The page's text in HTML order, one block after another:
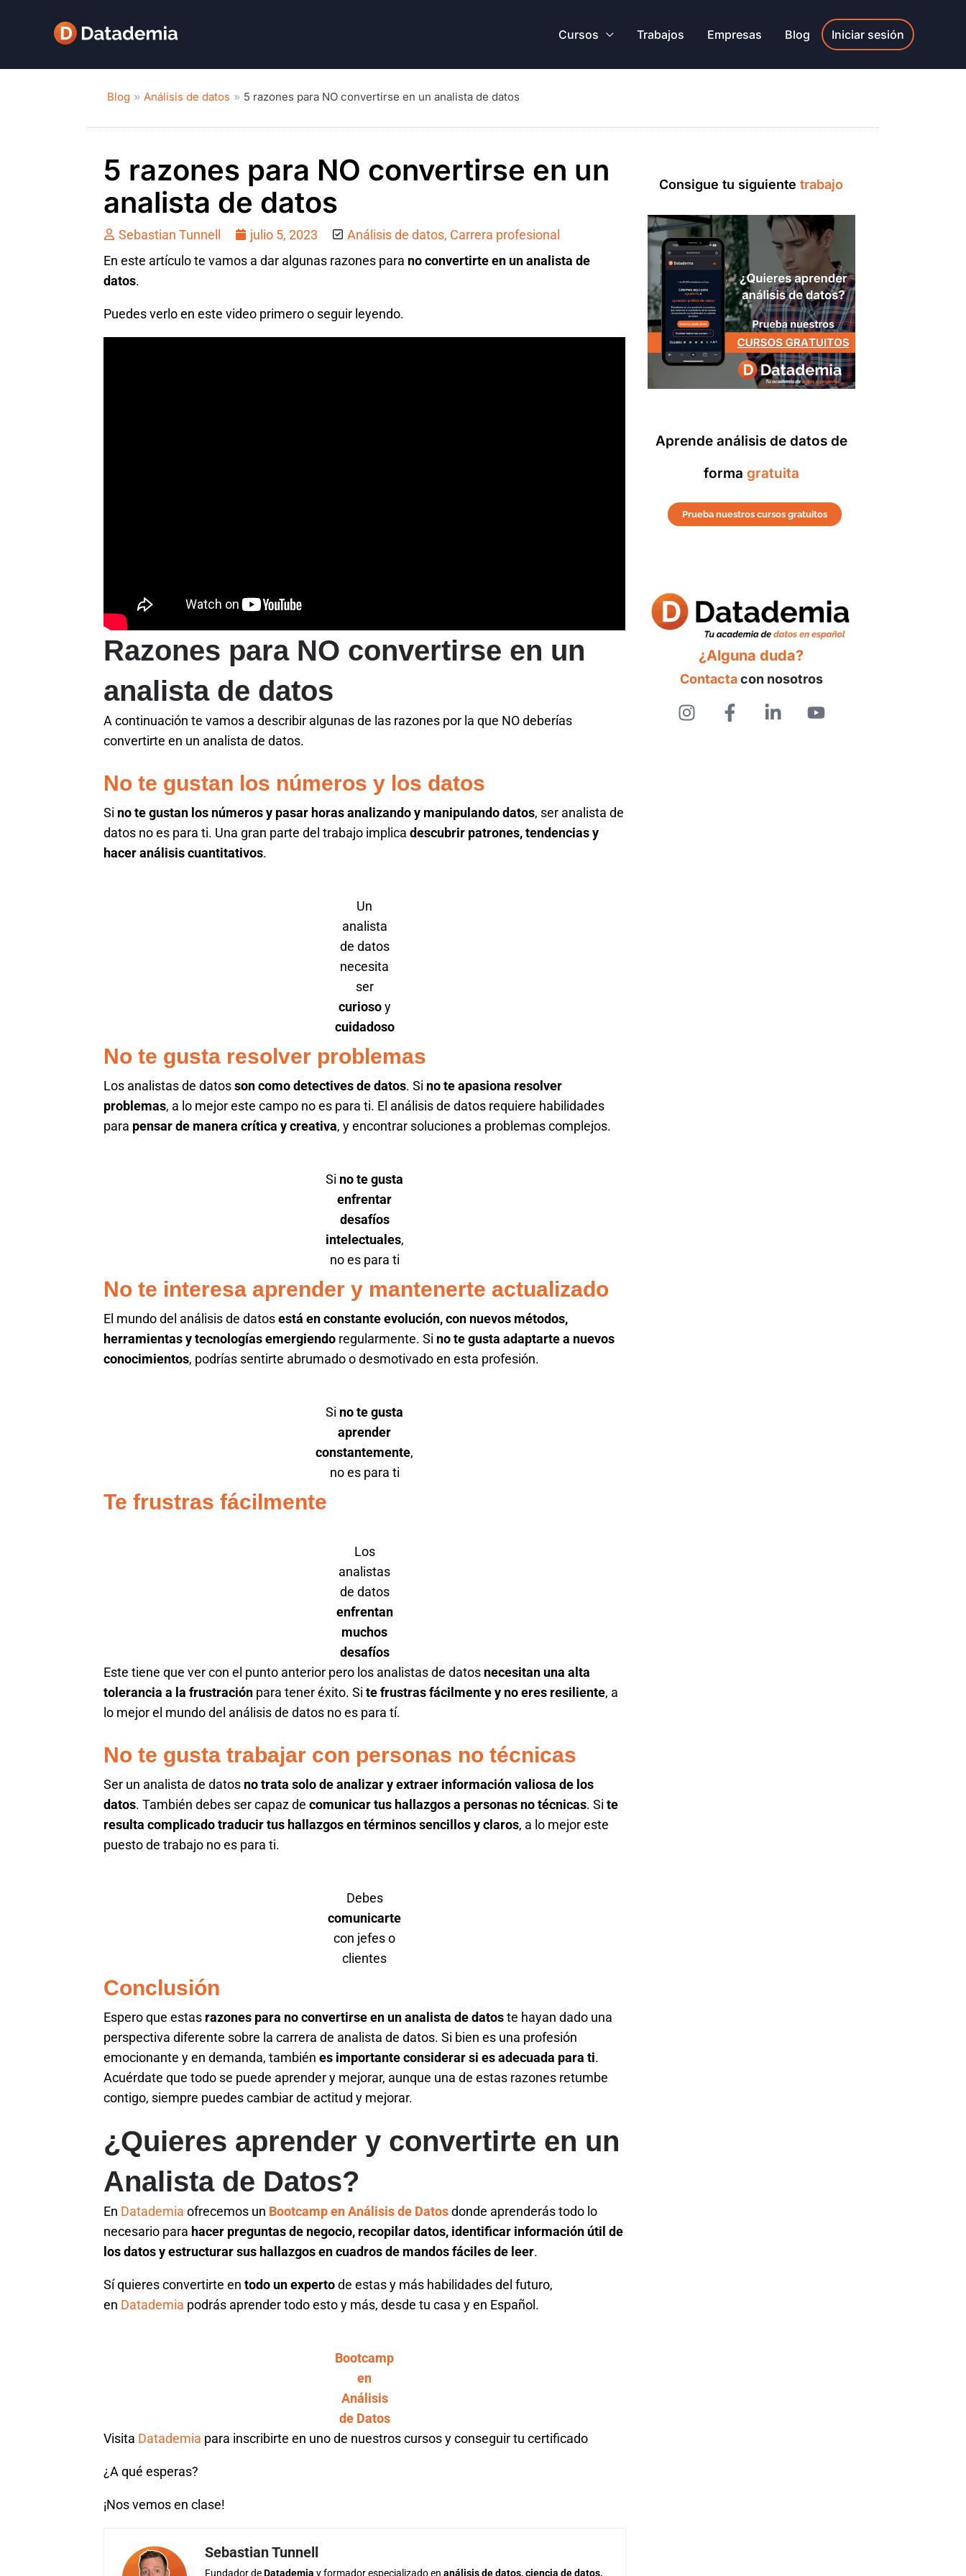
Cursos Trabajos Empresas Blog Iniciar sesión
Blog Análisis de datos 5 razones para NO convertirse en un analista de datos
5 razones para NO convertirse en un
analista de datos
Sebastian Tunnell julio 5, 2023 Análisis de datos, Carrera profesional
En este artículo te vamos a dar algunas razones para no convertirte en un analista de
datos.
Puedes verlo en este video primero o seguir leyendo.
Razones para NO convertirse en un
analista de datos
A continuación te vamos a describir algunas de las razones por la que NO deberías
convertirte en un analista de datos.
No te gustan los números y los datos
Si no te gustan los números y pasar horas analizando y manipulando datos, ser analista de
datos no es para ti. Una gran parte del trabajo implicadescubrir patrones, tendencias y
hacer análisis cuantitativos.
Un
analista
de datos
necesita
ser
curiosoy
cuidadoso
No te gusta resolver problemas
Los analistas de datosson como detectives de datos. Si no te apasiona resolver
problemas, a lo mejor este campo no es para ti. El análisis de datos requiere habilidades
para pensar de manera crítica y creativa, y encontrar soluciones a problemas complejos.
Si no te gusta
enfrentar
desafíos
intelectuales,
no es para ti
No te interesa aprender y mantenerte actualizado
El mundo del análisis de datosestá en constante evolución, con nuevos métodos,
herramientas y tecnologías emergiendo regularmente. Si no te gusta adaptarte a nuevos
conocimientos, podrías sentirte abrumado o desmotivado en esta profesión.
Si no te gusta
aprender
constantemente,
no es para ti
Te frustras fácilmente
Los
analistas
de datos
enfrentan
muchos
desafíos
Este tiene que ver con el punto anterior pero los analistas de datos necesitan una alta
tolerancia a la frustración para tener éxito. Site frustras fácilmente y no eres resiliente, a
lo mejor el mundo del análisis de datos no es para tí.
No te gusta trabajar con personas no técnicas
Ser un analista de datos no trata solo de analizar y extraer información valiosa de los
datos. También debes ser capaz decomunicar tus hallazgos a personas no técnicas. Site
resulta complicado traducir tus hallazgos en términos sencillos y claros, a lo mejor este
puesto de trabajo no es para ti.
Debes
comunicarte
con jefes o
clientes
Conclusión
Espero que estas razones para no convertirse en un analista de datoste hayan dado una
perspectiva diferente sobre la carrera de analista de datos. Si bien es una profesión
emocionante y en demanda, tambiénes importante considerar si es adecuada para ti.
Acuérdate que todo se puede aprender y mejorar, aunque una de estas razones retumbe
contigo, siempre puedes cambiar de actitud y mejorar.
¿Quieres aprender y convertirte en un
Analista de Datos?
En Datademia ofrecemos un Bootcamp en Análisis de Datosdonde aprenderás todo lo
necesario para hacer preguntas de negocio, recopilar datos, identificar información útil de
los datos y estructurar sus hallazgos en cuadros de mandos fáciles de leer.
Sí quieres convertirte entodo un expertode estas y más habilidades del futuro,
en Datademia podrás aprender todo esto y más, desde tu casa y en Español.
Bootcamp
en
Análisis
de Datos
Visita Datademia para inscribirte en uno de nuestros cursos y conseguir tu certificado
¿A qué esperas?
¡Nos vemos en clase!
Sebastian Tunnell
Fundador deDatademia y formador especializado en análisis de datos, ciencia de datos,
Consigue tu siguientetrabajo
Aprende análisis de datos de
forma gratuita
Prueba nuestros cursos gratuitos
¿Alguna duda?
Contactacon nosotros